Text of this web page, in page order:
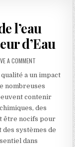
l’eau
d’Eau
A COMMENT ON
qualité a un impact
nombreuses
contenir
des
être nocifs pour
des systèmes de
dans